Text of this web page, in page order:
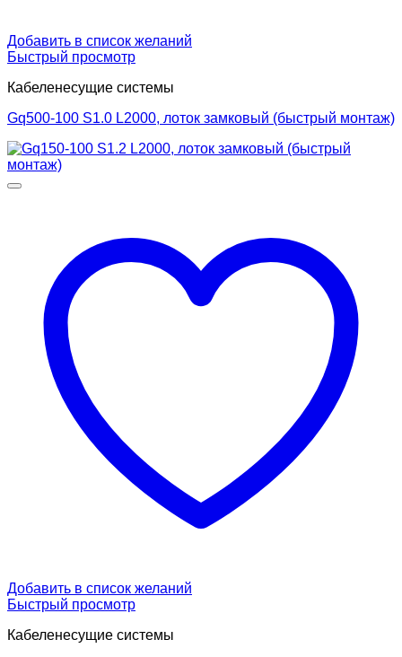
Добавить в список желаний
Быстрый просмотр
Кабеленесущие системы
Gq500-100 S1.0 L2000, лоток замковый (быстрый монтаж)
Добавить в список желаний
Быстрый просмотр
Кабеленесущие системы